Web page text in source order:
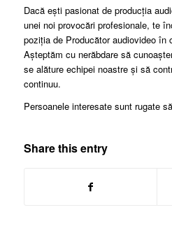
Dacă ești pasionat de producția
unei noi provocări profesionale, te
poziția de Producător audiovideo în
Așteptăm cu nerăbdare să
se alăture echipei noastre și să
continuu.
Persoanele interesate sunt rugate
Share this entry